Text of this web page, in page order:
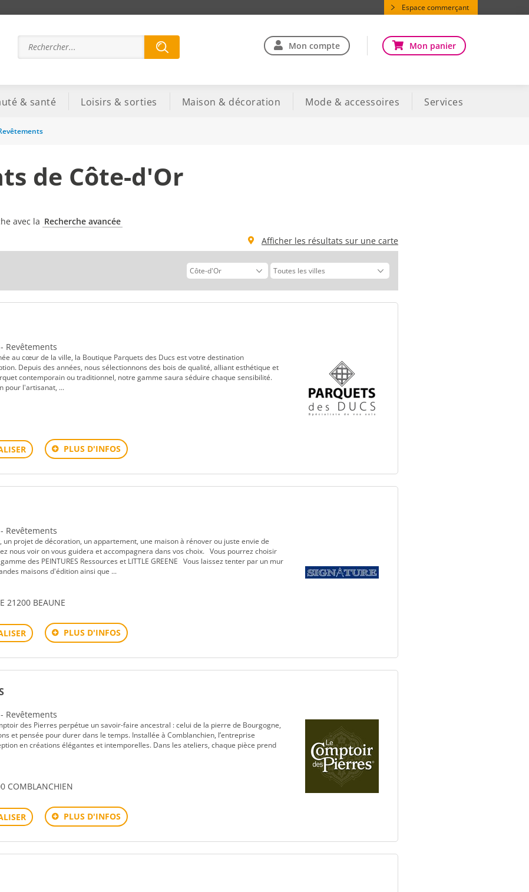
Espace commerçant
Mon compte Mon panier
& santé Loisirs & sorties Maison & décoration Mode & accessoires Services
de Côte-d'Or
avec la Recherche avancée
Afficher les résultats sur une carte
Revêtements
au cœur de la ville, la Boutique Parquets des Ducs est votre destination
Depuis des années, nous sélectionnons des bois de qualité, alliant esthétique et
contemporain ou traditionnel, notre gamme saura séduire chaque sensibilité.
pour l'artisanat, ...
PLUS D'INFOS
Revêtements
un projet de décoration, un appartement, une maison à rénover ou juste envie de
nous voir on vous guidera et accompagnera dans vos choix. Vous pourrez choisir
des PEINTURES Ressources et LITTLE GREENE Vous laissez tenter par un mur
maisons d'édition ainsi que ...
21200 BEAUNE
PLUS D'INFOS
Revêtements
des Pierres perpétue un savoir-faire ancestral : celui de la pierre de Bourgogne,
et pensée pour durer dans le temps. Installée à Comblanchien, l’entreprise
en créations élégantes et intemporelles. Dans les ateliers, chaque pièce prend
COMBLANCHIEN
PLUS D'INFOS